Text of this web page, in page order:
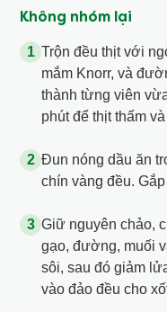
Không nhóm lại
Trộn đều thịt với
mắm Knorr, và
thành từng viên
phút để thịt thấm
Đun nóng dầu ăn
chín vàng đều.
Giữ nguyên chảo,
gạo, đường, muối
sôi, sau đó giảm
vào đảo đều cho